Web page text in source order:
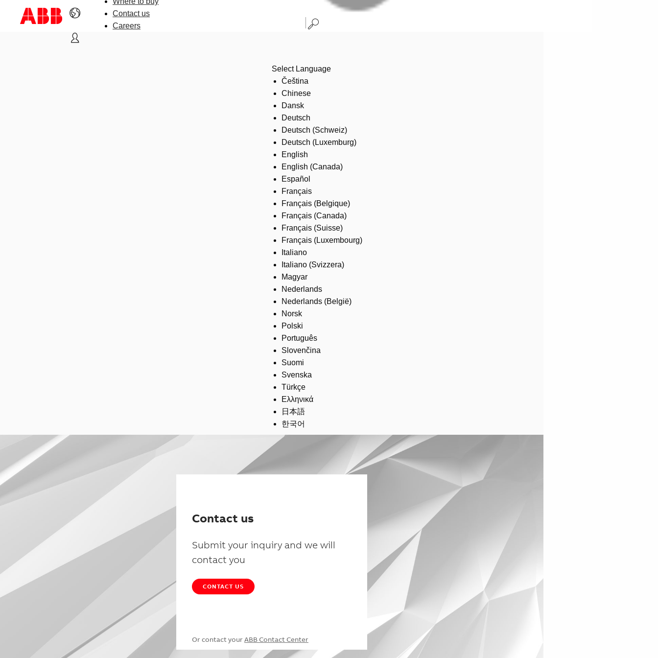
Contact us
Careers
Select Language
Čeština
Chinese
Dansk
Deutsch
Deutsch (Schweiz)
Deutsch (Luxemburg)
English
English (Canada)
Español
Français
Français (Belgique)
Français (Canada)
Français (Suisse)
Français (Luxembourg)
Italiano
Italiano (Svizzera)
Magyar
Nederlands
Nederlands (België)
Norsk
Polski
Português
Slovenčina
Suomi
Svenska
Türkçe
Ελληνικά
日本語
한국어
Contact us
Submit your inquiry and we will
contact you
CONTACT US
Or contact your ABB Contact Center